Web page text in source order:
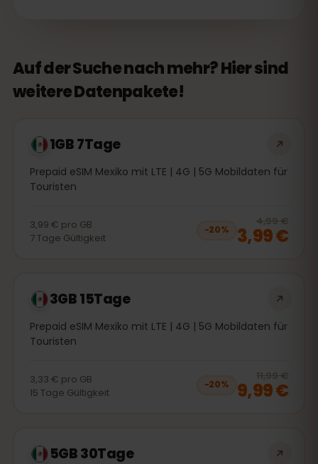
Auf der Suche nach mehr? Hier sind
weitere Datenpakete!
1GB 7Tage
Prepaid eSIM Mexiko mit LTE | 4G | 5G Mobildaten für
Touristen
3,99 € pro GB
7Tage Gültigkeit
−20%
4,99 €
3,99 €
3GB 15Tage
Prepaid eSIM Mexiko mit LTE | 4G | 5G Mobildaten für
Touristen
3,33 € pro GB
15 Tage Gültigkeit
−20%
11,99 €
9,99 €
5GB 30Tage